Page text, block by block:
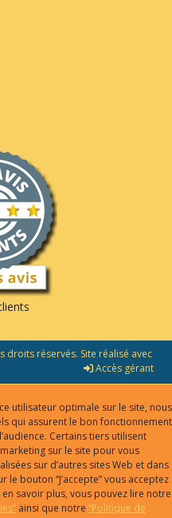
droits réservés. Site réalisé avec
Accès gérant
utilisateur optimale sur le site, nous
qui assurent le bon fonctionnement
Certains tiers utilisent
sur le site pour vous
sur d’autres sites Web et dans
bouton “J’accepte” vous acceptez
savoir plus, vous pouvez lire notre
ainsi que notre “Politique de